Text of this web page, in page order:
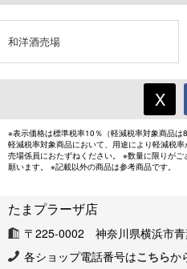
和洋酒売場
X
※表示価格は標準税率10％（軽減税率対象商品は
軽減税率対象商品において、用途により軽減税
売場係員におたずねください。 ※数量に限りが
願います。 ※記載以外の商品は参考商品です。
たまプラーザ店
〒225-0002 神奈川県横浜市
各ショップ電話番号はこちらか